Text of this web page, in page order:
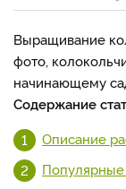
Выращивание
фото,
начинающему
Содержание
Описание